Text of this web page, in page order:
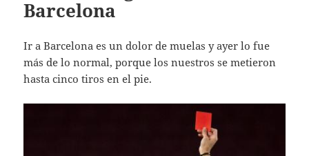
Barcelona
Ir a Barcelona es un dolor de muelas y ayer lo fue
más de lo normal, porque los nuestros se metieron
hasta cinco tiros en el pie.